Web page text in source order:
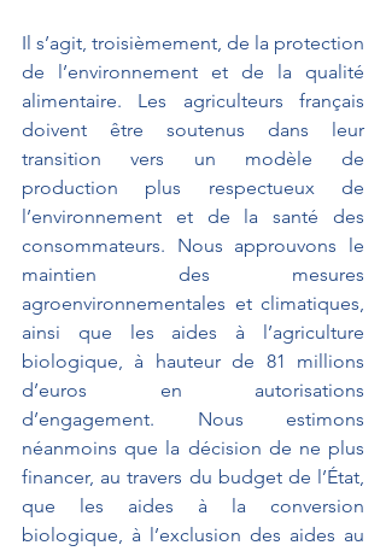
Il s’agit, troisièmement, de la protection
de l’environnement et de la qualité
alimentaire. Les agriculteurs français
doivent être soutenus dans leur
transition vers un modèle de
production plus respectueux de
l’environnement et de la santé des
consommateurs. Nous approuvons le
maintien des mesures
agroenvironnementales et climatiques,
ainsi que les aides à l’agriculture
biologique, à hauteur de 81 millions
d’euros en autorisations
d’engagement. Nous estimons
néanmoins que la décision de ne plus
financer, au travers du budget de l’État,
que les aides à la conversion
biologique, à l’exclusion des aides au